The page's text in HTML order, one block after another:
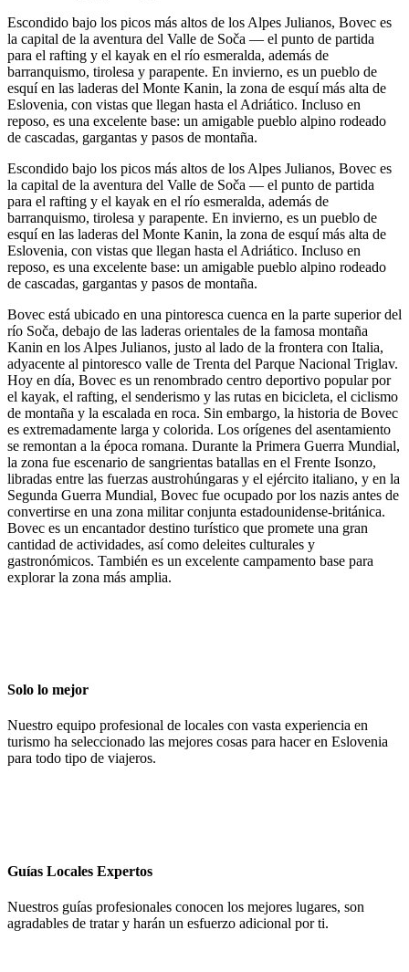
Escondido bajo los picos más altos de los Alpes Julianos, Bovec es
la capital de la aventura del Valle de Soča — el punto de partida
para el rafting y el kayak en el río esmeralda, además de
barranquismo, tirolesa y parapente. En invierno, es un pueblo de
esquí en las laderas del Monte Kanin, la zona de esquí más alta de
Eslovenia, con vistas que llegan hasta el Adriático. Incluso en
reposo, es una excelente base: un amigable pueblo alpino rodeado
de cascadas, gargantas y pasos de montaña.
Escondido bajo los picos más altos de los Alpes Julianos, Bovec es
la capital de la aventura del Valle de Soča — el punto de partida
para el rafting y el kayak en el río esmeralda, además de
barranquismo, tirolesa y parapente. En invierno, es un pueblo de
esquí en las laderas del Monte Kanin, la zona de esquí más alta de
Eslovenia, con vistas que llegan hasta el Adriático. Incluso en
reposo, es una excelente base: un amigable pueblo alpino rodeado
de cascadas, gargantas y pasos de montaña.
Bovec está ubicado en una pintoresca cuenca en la parte superior del
río Soča, debajo de las laderas orientales de la famosa montaña
Kanin en los Alpes Julianos, justo al lado de la frontera con Italia,
adyacente al pintoresco valle de Trenta del Parque Nacional Triglav.
Hoy en día, Bovec es un renombrado centro deportivo popular por
el kayak, el rafting, el senderismo y las rutas en bicicleta, el ciclismo
de montaña y la escalada en roca. Sin embargo, la historia de Bovec
es extremadamente larga y colorida. Los orígenes del asentamiento
se remontan a la época romana. Durante la Primera Guerra Mundial,
la zona fue escenario de sangrientas batallas en el Frente Isonzo,
libradas entre las fuerzas austrohúngaras y el ejército italiano, y en la
Segunda Guerra Mundial, Bovec fue ocupado por los nazis antes de
convertirse en una zona militar conjunta estadounidense-británica.
Bovec es un encantador destino turístico que promete una gran
cantidad de actividades, así como deleites culturales y
gastronómicos. También es un excelente campamento base para
explorar la zona más amplia.
Solo lo mejor
Nuestro equipo profesional de locales con vasta experiencia en
turismo ha seleccionado las mejores cosas para hacer en Eslovenia
para todo tipo de viajeros.
Guías Locales Expertos
Nuestros guías profesionales conocen los mejores lugares, son
agradables de tratar y harán un esfuerzo adicional por ti.